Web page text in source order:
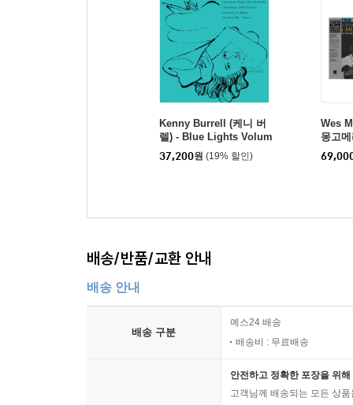
Kenny Burrell (케니 버
렐) - Blue Lights Volum
e 1 [LP]
37,200원 (19% 할인)
Wes
몽고
ble
배송/반품/교환 안내
배송 안내
배송 구분
예스24 배송
배송비 : 무료배송
안전하고 정확한 포장을 위
고객님께 배송되는 모든 상